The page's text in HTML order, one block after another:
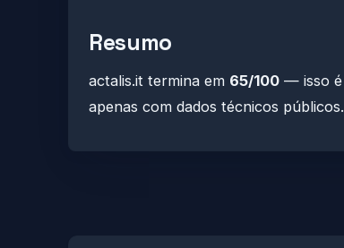
Resumo
actalis.it termina em 65/100 — isso é
apenas com dados técnicos públicos.